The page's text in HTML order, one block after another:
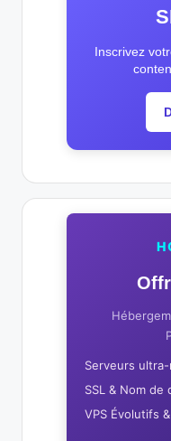
Inscrivez
Serveurs
SSL & Nom
VPS Évolutifs